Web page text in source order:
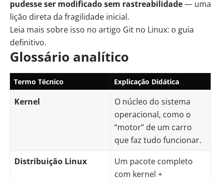
pudesse ser modificado sem rastreabilidade— uma
lição direta da fragilidade inicial.
Leia mais sobre isso no artigo Git no Linux: o guia
definitivo.
Glossário analítico
Termo Técnico Explicação Didática
Kernel
O núcleo do sistema
operacional, como o
“motor” de um carro
que faz tudo funcionar.
Distribuição Linux
Um pacote completo
com kernel +